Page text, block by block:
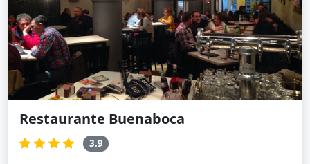
Restaurante Buenaboca
3.9